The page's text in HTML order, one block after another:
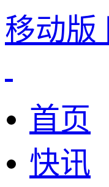
移动版
首页
快讯